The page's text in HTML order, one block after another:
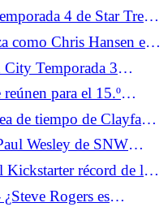
4 de Star Trek:
Marineris
como Chris Hansen en
estelar
Temporada 3
Trappedpara el 15.º
se encuentra la película
de tiempo de Clayface
DCUWesley de SNW
entre Kirk y Spock
récord de la
Rogers es